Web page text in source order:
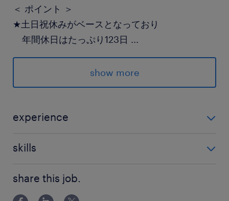
＜ ポイント ＞
★土日祝休みがベースとなっており
年間休日はたっぷり123日 ...
★月平均の残業時間は
10時間から20時間程度と程よい
★食堂や休憩室、更衣室、ロッカーなど
家庭用ミシンや刺しゅう機、電気機械器具などの
国内だけでなく海外にも複数の拠点を構えてお
り、身近な家庭用電化製品から一般機械器具まで
show more
experience
skills
※キーボードを見ながら入力できればOK
share this job.